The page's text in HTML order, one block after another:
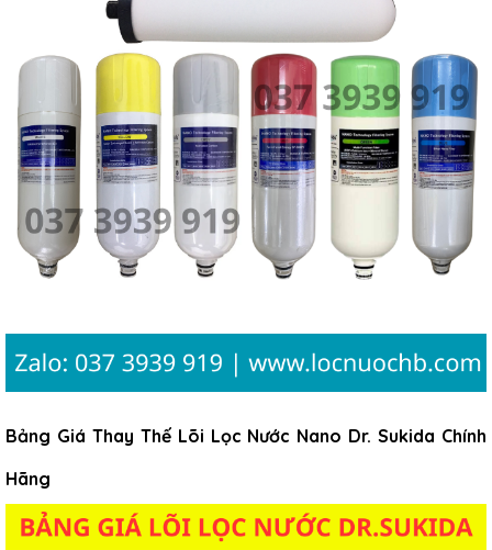
Bảng Giá Thay Thế Lõi Lọc Nước Nano Dr. Sukida Chính
Hãng